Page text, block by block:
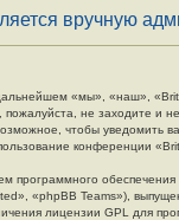
вручную
«мы», «наш»,
не заходите и
чтобы уведомить
конференции
программного
«phpBB Teams»),
лицензии GPL для